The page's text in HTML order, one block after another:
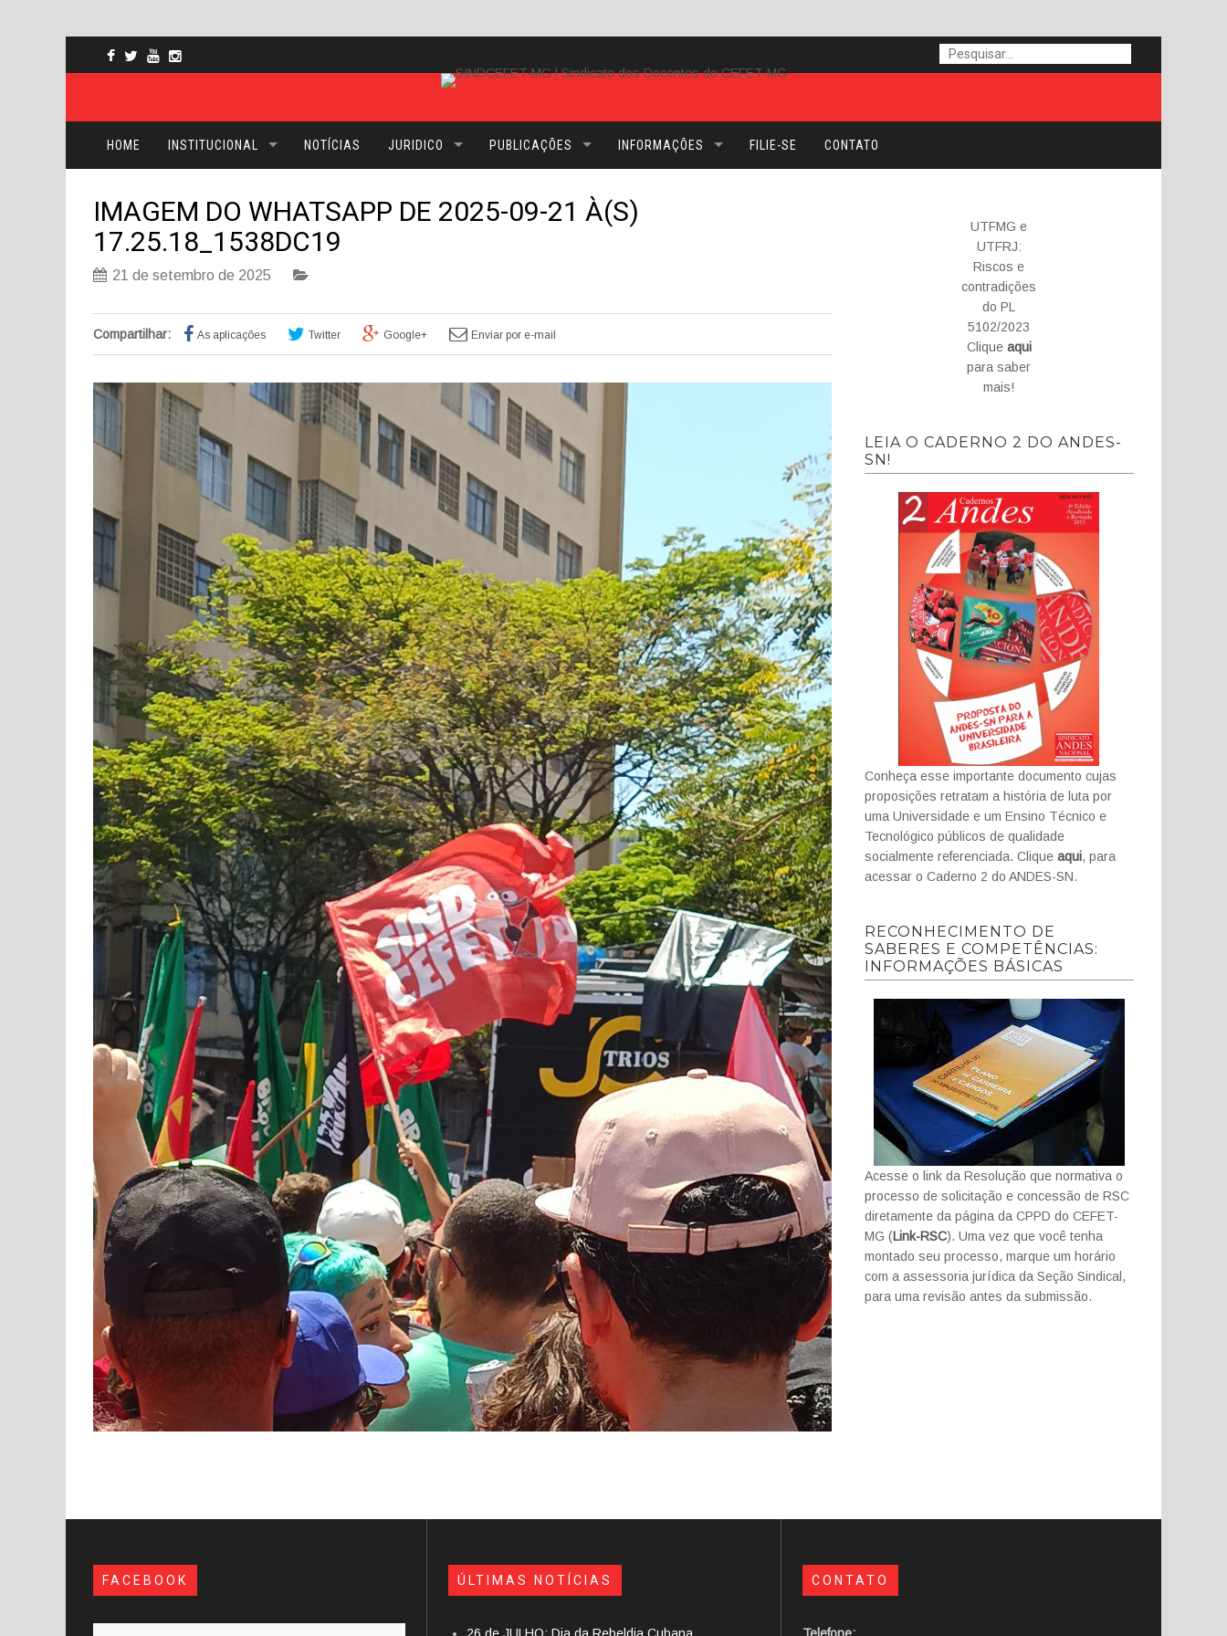
HOME INSTITUCIONAL NOTÍCIAS JURIDICO PUBLICAÇÕES INFORMAÇÕES FILIE-SE CONTATO
IMAGEM DO WHATSAPP DE 2025-09-21 À(S)
17.25.18_1538DC19
21 de setembro de 2025
Compartilhar: As aplicações Twitter Google+ Enviar por e-mail
UTFMG e
UTFRJ:
Riscos e
contradições
do PL
5102/2023
Clique aqui
para saber
mais!
LEIA O CADERNO 2 DO ANDES-
SN!
Conheça esse importante documento cujas
proposições retratam a história de luta por
uma Universidade e um Ensino Técnico e
Tecnológico públicos de qualidade
socialmente referenciada. Clique aqui, para
acessar o Caderno 2 do ANDES-SN.
RECONHECIMENTO DE
SABERES E COMPETÊNCIAS:
INFORMAÇÕES BÁSICAS
Acesse o link da Resolução que normativa o
processo de solicitação e concessão de RSC
diretamente da página da CPPD do CEFET-
MG (Link-RSC). Uma vez que você tenha
montado seu processo, marque um horário
com a assessoria jurídica da Seção Sindical,
para uma revisão antes da submissão.
FACEBOOK ÚLTIMAS NOTÍCIAS CONTATO